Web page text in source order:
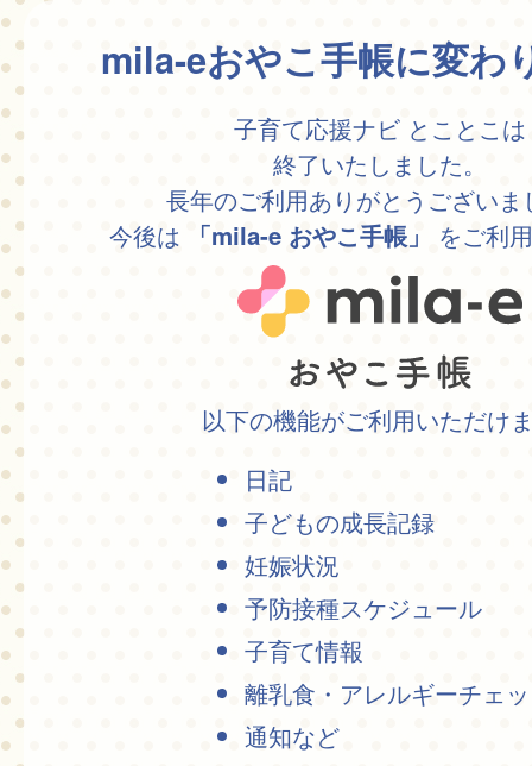
mila-eおやこ手帳に変わ
子育て応援ナビ とことこは
終了いたしました。
長年のご利用ありがとうございま
今後は
「mila-e おやこ手帳」 をご利
以下の機能がご利用いただけ
日記
子どもの成長記録
妊娠状況
予防接種スケジュール
子育て情報
離乳食・アレルギーチェ
通知など